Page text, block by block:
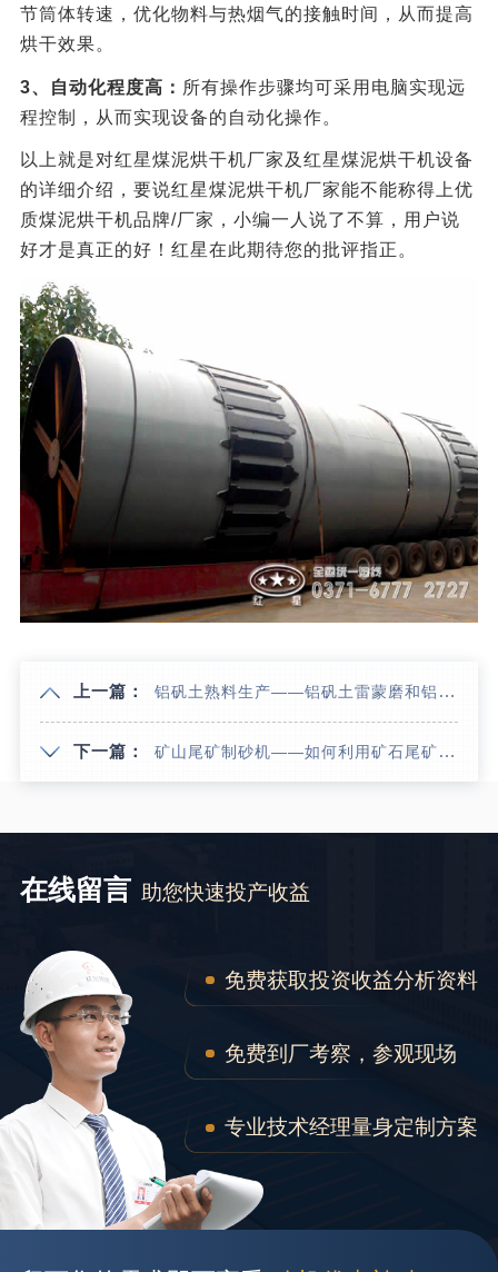
节筒体转速，优化物料与热烟气的接触时间，从而提高
烘干效果。
3、自动化程度高： 所有操作步骤均可采用电脑实现远
程控制，从而实现设备的自动化操作。
以上就是对红星煤泥烘干机厂家及红星煤泥烘干机设备
的详细介绍，要说红星煤泥烘干机厂家能不能称得上优
质煤泥烘干机品牌/厂家，小编一人说了不算，用户说
好才是真正的好！红星在此期待您的批评指正。
上一篇： 铝矾土熟料生产——铝矾土雷蒙磨和铝矾土回转窑
下一篇： 矿山尾矿制砂机——如何利用矿石尾矿做机制砂
在线留言 助您快速投产收益
免费获取投资收益分析资料
免费到厂考察，参观现场
专业技术经理量身定制方案